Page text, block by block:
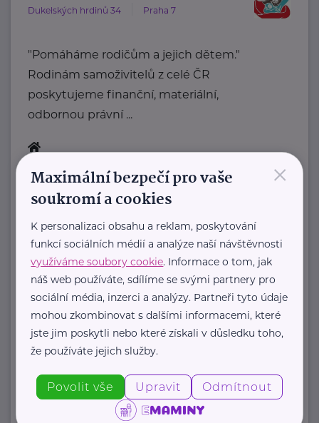
Dukelských hrdinů 34 Praha 7
"Pomáháme rodičům a jejich dětem."
Rodinám samoživitelů z celé ČR
poskytujeme finanční, materiální,
odbornou právní ...
+420 800 995 511
info@klubsvobodnychmatek.cz
Ministerstvo práce a sociálních věcí ČR
Na Poříčním právu 1/376 Praha 2
https://www.mpsv.cz/
+420 950 191 111
posta@mpsv.cz
Povltavská 5/74 Praha 7 – Troja
"Dáváme oblečení nový život,
×
Maximální bezpečí pro vaše
soukromí a cookies
K personalizaci obsahu a reklam, poskytování
funkcí sociálních médií a analýze naší návštěvnosti
využíváme soubory cookie. Informace o tom, jak
náš web používáte, sdílíme se svými partnery pro
sociální média, inzerci a analýzy. Partneři tyto údaje
mohou zkombinovat s dalšími informacemi, které
jste jim poskytli nebo které získali v důsledku toho,
že používáte jejich služby.
Povolit vše Upravit Odmítnout